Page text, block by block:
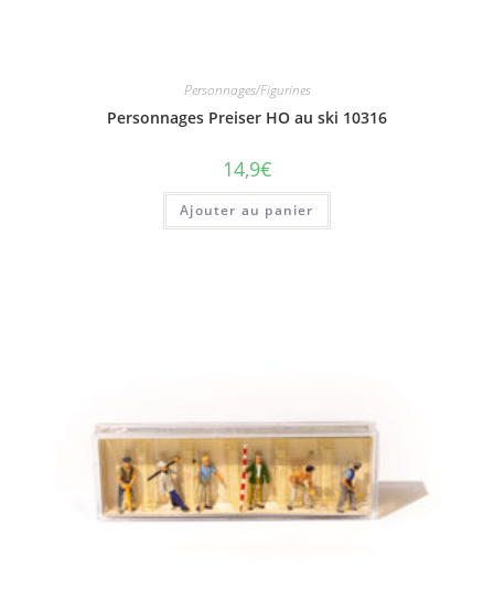
Personnages/Figurines
Personnages Preiser HO au ski 10316
14,9€
Ajouter au panier